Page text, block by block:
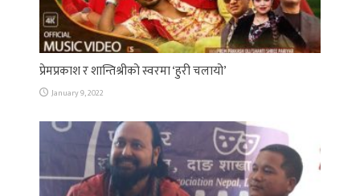
प्रेमप्रकाश र शान्तिश्रीको स्वरमा ‘हुरी चलायो’
January 9, 2022